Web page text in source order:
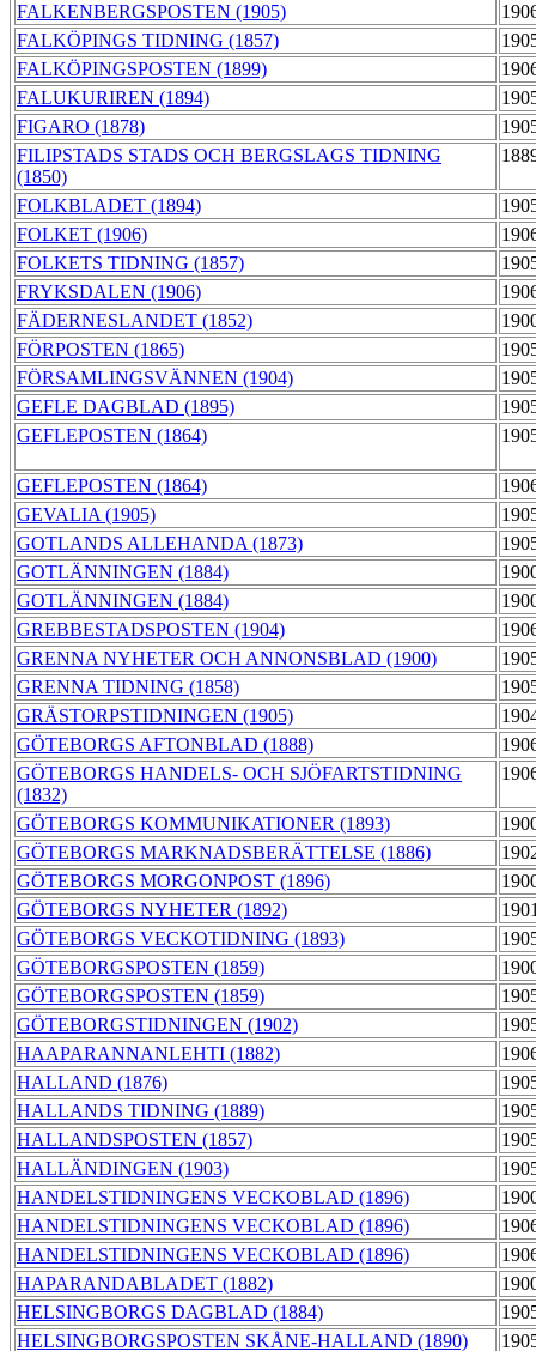
FALKENBERGSPOSTEN (1905)
FALKÖPINGS TIDNING (1857)
FALKÖPINGSPOSTEN (1899)
FALUKURIREN (1894)
FIGARO (1878)
FILIPSTADS STADS OCH BERGSLAGS TIDNING
(1850)
FOLKBLADET (1894)
FOLKET (1906)
FOLKETS TIDNING (1857)
FRYKSDALEN (1906)
FÄDERNESLANDET (1852)
FÖRPOSTEN (1865)
FÖRSAMLINGSVÄNNEN (1904)
GEFLE DAGBLAD (1895)
GEFLEPOSTEN (1864)
GEFLEPOSTEN (1864)
GEVALIA (1905)
GOTLANDS ALLEHANDA (1873)
GOTLÄNNINGEN (1884)
GOTLÄNNINGEN (1884)
GREBBESTADSPOSTEN (1904)
GRENNA NYHETER OCH ANNONSBLAD (1900)
GRENNA TIDNING (1858)
GRÄSTORPSTIDNINGEN (1905)
GÖTEBORGS AFTONBLAD (1888)
GÖTEBORGS HANDELS- OCH SJÖFARTSTIDNING
(1832)
GÖTEBORGS KOMMUNIKATIONER (1893)
GÖTEBORGS MARKNADSBERÄTTELSE (1886)
GÖTEBORGS MORGONPOST (1896)
GÖTEBORGS NYHETER (1892)
GÖTEBORGS VECKOTIDNING (1893)
GÖTEBORGSPOSTEN (1859)
GÖTEBORGSPOSTEN (1859)
GÖTEBORGSTIDNINGEN (1902)
HAAPARANNANLEHTI (1882)
HALLAND (1876)
HALLANDS TIDNING (1889)
HALLANDSPOSTEN (1857)
HALLÄNDINGEN (1903)
HANDELSTIDNINGENS VECKOBLAD (1896)
HANDELSTIDNINGENS VECKOBLAD (1896)
HANDELSTIDNINGENS VECKOBLAD (1896)
HAPARANDABLADET (1882)
HELSINGBORGS DAGBLAD (1884)
HELSINGBORGSPOSTEN SKÅNE-HALLAND (1890)